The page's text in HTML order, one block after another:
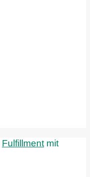
Fulfillmentmit